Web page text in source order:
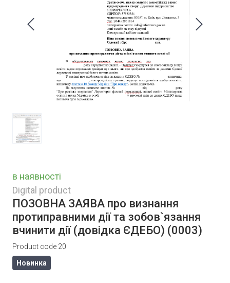
в наявності
Digital product
ПОЗОВНА ЗАЯВА про визнання
протиправними дії та зобов`язання
вчинити дії (довідка ЄДЕБО) (0003)
Product code 20
Новинка